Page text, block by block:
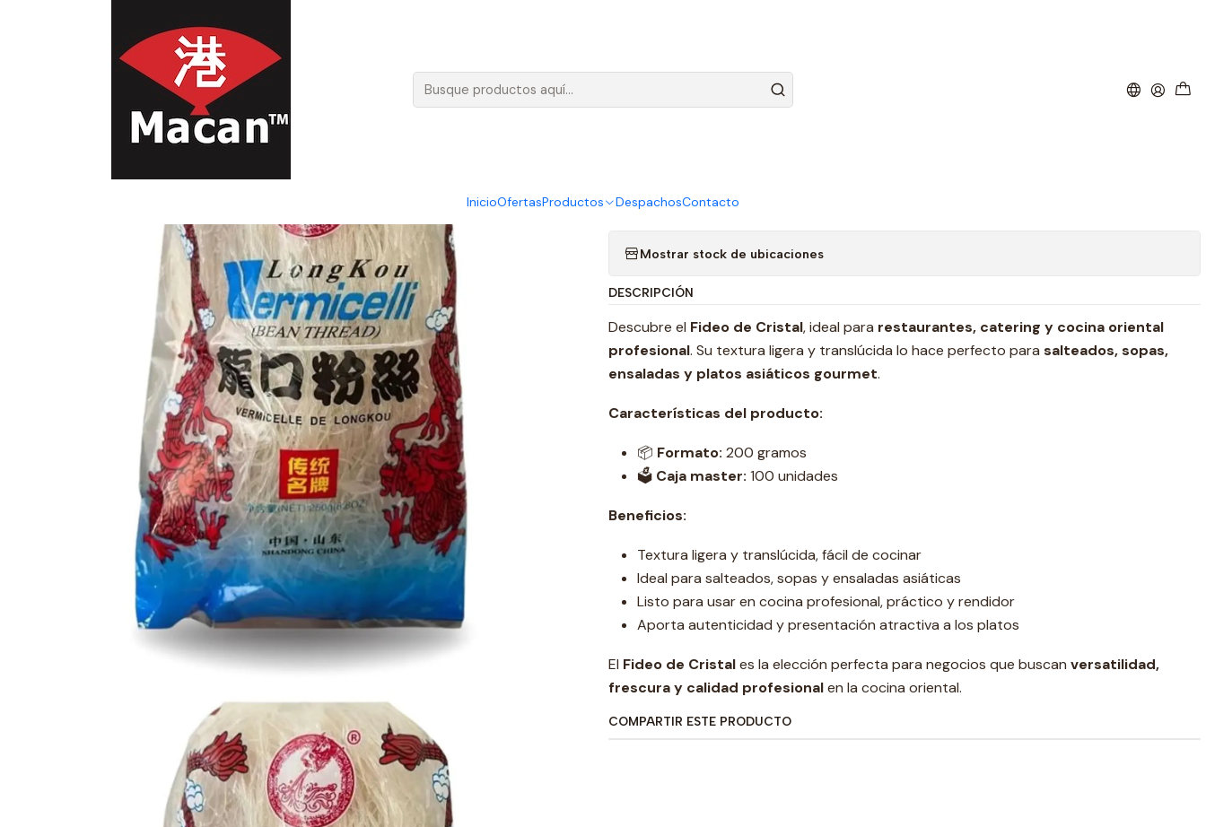
InicioOfertasProductos DespachosContacto
Todos los Productos Fideos de Cristal (Precio más Iva)
Fideos de Cristal (Precio más Iva)
Agregar a la lista de favoritos
Mostrar stock de ubicaciones
DESCRIPCIÓN
Descubre el Fideo de Cristal, ideal para restaurantes, catering y cocina oriental
profesional. Su textura ligera y translúcida lo hace perfecto para salteados, sopas,
ensaladas y platos asiáticos gourmet.
Características del producto:
📦 Formato: 200 gramos
🗳️ Caja master: 100 unidades
Beneficios:
Textura ligera y translúcida, fácil de cocinar
Ideal para salteados, sopas y ensaladas asiáticas
Listo para usar en cocina profesional, práctico y rendidor
Aporta autenticidad y presentación atractiva a los platos
El Fideo de Cristales la elección perfecta para negocios que buscan versatilidad,
frescura y calidad profesionalen la cocina oriental.
COMPARTIR ESTE PRODUCTO